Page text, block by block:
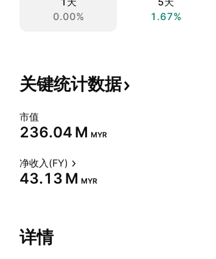
0.00%
1.67%
关键统计数据
市值
‪236.04 M‬ MYR
净收入(FY)
‪43.13 M‬ MYR
详情